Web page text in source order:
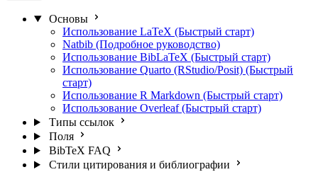
Основы
Использование LaTeX (Быстрый старт)
Natbib (Подробное руководство)
Использование BibLaTeX (Быстрый старт)
Использование Quarto (RStudio/Posit) (Быстрый
старт)
Использование R Markdown (Быстрый старт)
Использование Overleaf (Быстрый старт)
Типы ссылок
Поля
BibTeX FAQ
Стили цитирования и библиографии